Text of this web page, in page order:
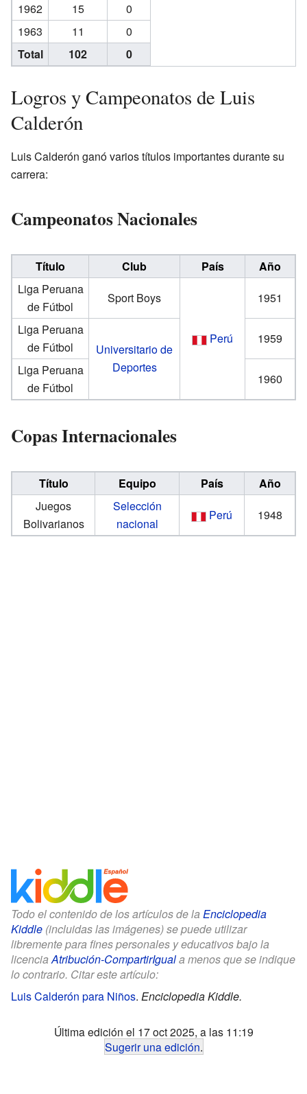
1962
15
0
1963
11
0
Total
102 0
Logros y Campeonatos de Luis
Calderón
Luis Calderón ganó varios títulos importantes durante su
carrera:
Campeonatos Nacionales
Título Club País
Año
Liga Peruana
de Fútbol
Sport Boys
Perú
1951
Liga Peruana
de Fútbol
Universitario de
Deportes
1959
Liga Peruana
de Fútbol
1960
Copas Internacionales
Título Equipo País
Año
Juegos
Bolivarianos
Selección
nacional
Perú 1948
Todo el contenido de los artículos de la Enciclopedia
Kiddle (incluidas las imágenes) se puede utilizar
libremente para fines personales y educativos bajo la
licenciaAtribución-CompartirIguala menos que se indique
lo contrario. Citar este artículo:
Luis Calderón para Niños. Enciclopedia Kiddle.
Última edición el 17 oct 2025, a las 11:19
Sugerir una edición.